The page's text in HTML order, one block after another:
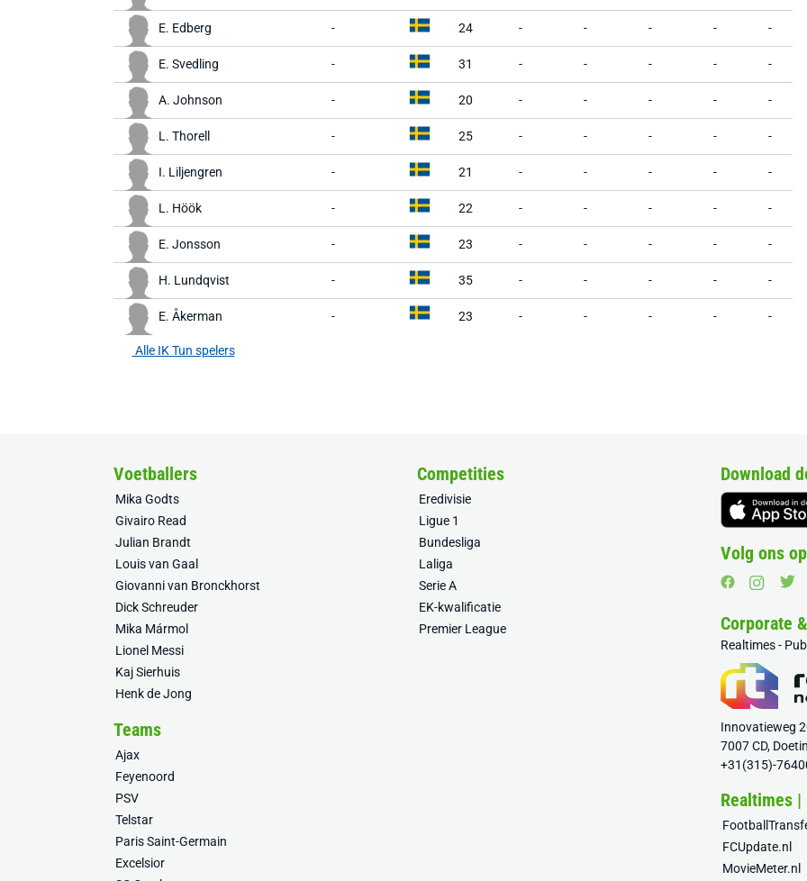
E. Edberg - 24 - - - - -
E. Svedling - 31 - - - - -
A. Johnson - 20 - - - - -
L. Thorell - 25 - - - - -
I. Liljengren - 21 - - - - -
L. Höök - 22 - - - - -
E. Jonsson - 23 - - - - -
H. Lundqvist - 35 - - - - -
E. Åkerman - 23 - - - - -
Alle IK Tun spelers
Voetballers
Mika Godts
Givairo Read
Julian Brandt
Louis van Gaal
Giovanni van Bronckhorst
Dick Schreuder
Mika Mármol
Lionel Messi
Kaj Sierhuis
Henk de Jong
Competities
Eredivisie
Ligue 1
Bundesliga
Laliga
Serie A
EK-kwalificatie
Premier League
Teams
Ajax
Feyenoord
PSV
Telstar
Paris Saint-Germain
Excelsior
Download
Volg ons
Corporate
Realtimes -
Innovatieweg
7007 CD,
+31(315)-
Realtimes
FCUpdate.nl
MovieMeter.nl